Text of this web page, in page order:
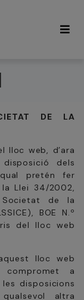
DE LA
lloc web, d’ara
disposició dels
pretén fer
Llei 34/2002,
de la
BOE N.º
del lloc web
lloc web
a
disposicions
altra